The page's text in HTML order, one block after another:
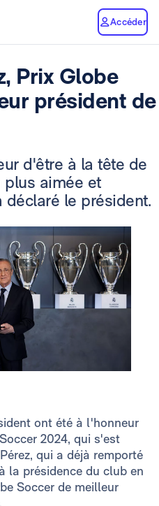
Accéder
Prix Globe
président de
d'être à la tête de
aimée et
déclaré le président.
ont été à l'honneur
2024, qui s'est
qui a déjà remporté
la présidence du club en
Soccer de meilleur